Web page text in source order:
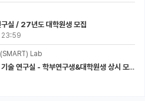
실 / 27년도 대학원생 모집
23:59
(SMART) Lab
[성균관대학교] 분리소재 및 재생가능 기술 연구실 - 학부연구생&대학원생 상시 모집 (미래에너지공학과)